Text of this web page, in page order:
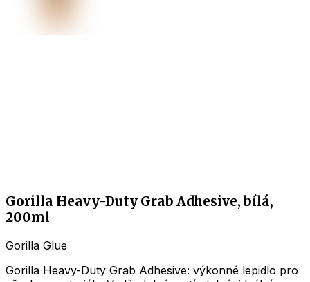
Gorilla Heavy-Duty Grab Adhesive, bílá,
200ml
Gorilla Glue
Gorilla Heavy-Duty Grab Adhesive: výkonné lepidlo pro